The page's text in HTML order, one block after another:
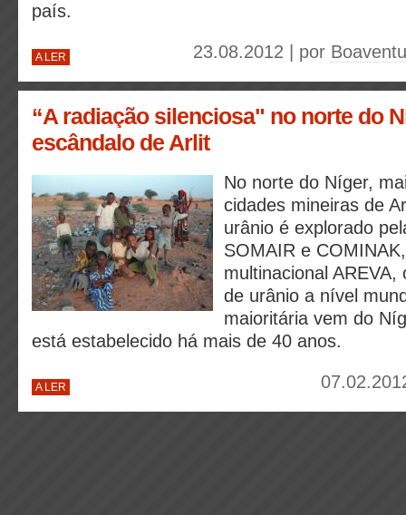
país.
A LER 23.08.2012 | por
“A radiação silenciosa" no norte do
escândalo de Arlit
No norte do Níger,
cidades mineiras de
urânio é explorado
SOMAIR e
multinacional AREVA,
de urânio a nível
maioritária vem do
está estabelecido há mais de 40 anos.
A LER